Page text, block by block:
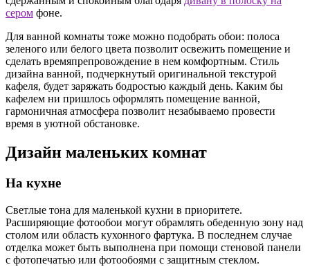
сером фоне.
Для ванной комнаты тоже можно подобрать обои: полоса
зеленого или белого цвета позволит освежить помещение и
сделать времяпрепровождение в нем комфортным. Стиль
дизайна ванной, подчеркнутый оригинальной текстурой
кафеля, будет заряжать бодростью каждый день. Каким бы
кафелем ни пришлось оформлять помещение ванной,
гармоничная атмосфера позволит незабываемо провести
время в уютной обстановке.
Дизайн маленьких комнат
На кухне
Светлые тона для маленькой кухни в приоритете.
Расширяющие фотообои могут обрамлять обеденную зону над
столом или область кухонного фартука. В последнем случае
отделка может быть выполнена при помощи стеновой панели
с фотопечатью или фотообоями с защитным стеклом.